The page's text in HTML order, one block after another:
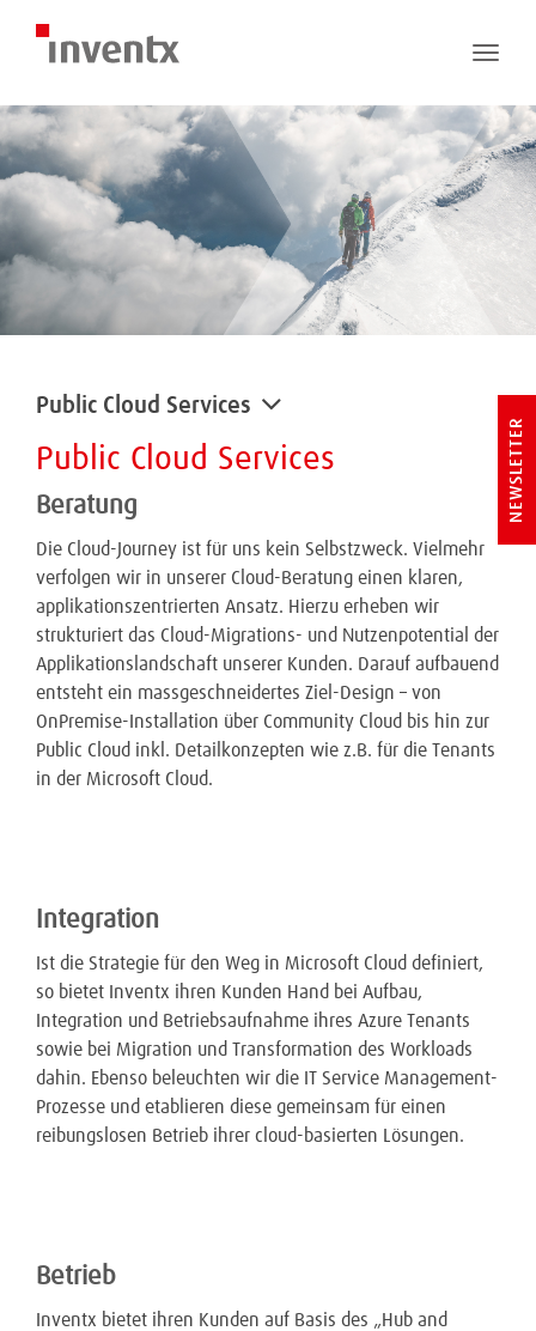
Toggle
Public Cloud Services
Public Cloud Services
Beratung
Die Cloud-Journey ist für uns kein Selbstzweck. Vielmehr
verfolgen wir in unserer Cloud-Beratung einen klaren,
applikationszentrierten Ansatz. Hierzu erheben wir
strukturiert das Cloud-Migrations- und Nutzenpotential der
Applikationslandschaft unserer Kunden. Darauf aufbauend
entsteht ein massgeschneidertes Ziel-Design – von
OnPremise-Installation über Community Cloud bis hin zur
Public Cloud inkl. Detailkonzepten wie z.B. für die Tenants
in der Microsoft Cloud.
Integration
Ist die Strategie für den Weg in Microsoft Cloud definiert,
so bietet Inventx ihren Kunden Hand bei Aufbau,
Integration und Betriebsaufnahme ihres Azure Tenants
sowie bei Migration und Transformation des Workloads
dahin. Ebenso beleuchten wir die IT Service Management-
Prozesse und etablieren diese gemeinsam für einen
reibungslosen Betrieb ihrer cloud-basierten Lösungen.
Betrieb
Inventx bietet ihren Kunden auf Basis des „Hub and
NEWSLETTER